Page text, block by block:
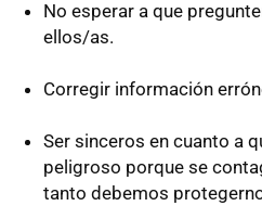
No esperar a que
ellos/as.
Corregir información
Ser sinceros en cuanto a
peligroso porque se
tanto debemos